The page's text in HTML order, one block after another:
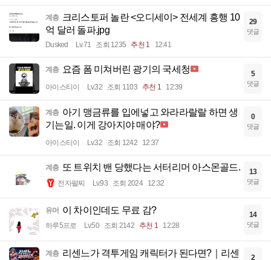
계층 크리스토퍼 놀란 <오디세이> 전세계 흥행 10
억 달러 돌파.jpg
Dusked Lv.71 조회 1235 추천 1 12:41
29
댓글
계층 요즘 폼 미쳐버린 광기의 국세청
아이스티이 Lv.32 조회 1103 추천 1 12:39
5
댓글
계층 아기 맹금류를 입에넣고 와라라랄랄 하면 생
기는일. 이게 강아지야 매야?
아이스티이 Lv.32 조회 1242 12:37
0
댓글
계층 또 트위치 밴 당했다는 서터리머 아스몬골드.
전자팔찌 Lv.93 조회 2024 12:32
13
댓글
유머 이 차이인데도 무료 감?
하루5프로 Lv.50 조회 2142 추천 1 12:28
14
댓글
계층 리센느가 격투게임 캐릭터가 된다면?｜리센 2